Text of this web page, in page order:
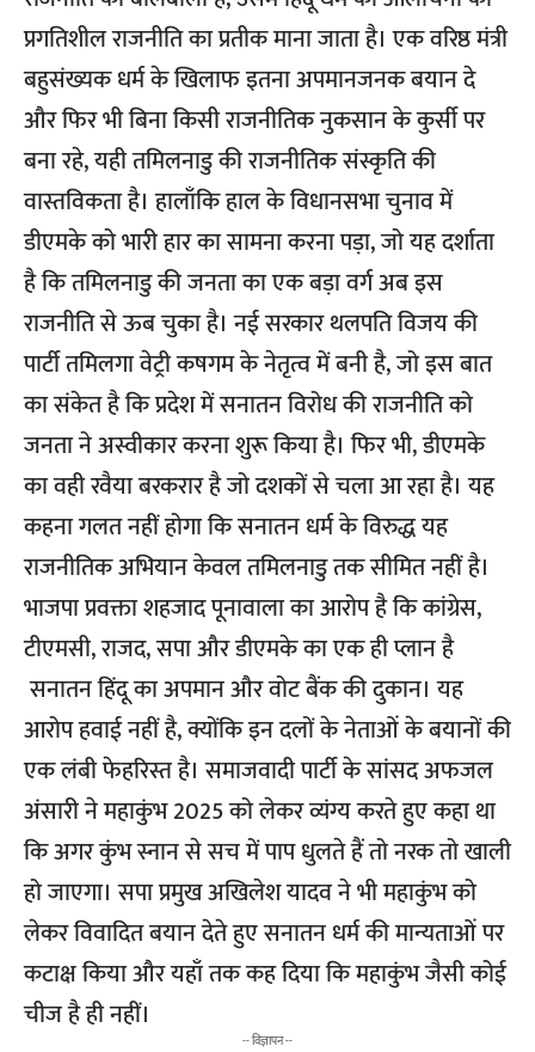
प्रगतिशील राजनीति का प्रतीक माना जाता है। एक वरिष्ठ मंत्री
बहुसंख्यक धर्म के खिलाफ इतना अपमानजनक बयान दे
और फिर भी बिना किसी राजनीतिक नुकसान के कुर्सी पर
बना रहे, यही तमिलनाडु की राजनीतिक संस्कृति की
वास्तविकता है। हालाँकि हाल के विधानसभा चुनाव में
डीएमके को भारी हार का सामना करना पड़ा, जो यह दर्शाता
है कि तमिलनाडु की जनता का एक बड़ा वर्ग अब इस
राजनीति से ऊब चुका है। नई सरकार थलपति विजय की
पार्टी तमिलगा वेट्री कषगम के नेतृत्व में बनी है, जो इस बात
का संकेत है कि प्रदेश में सनातन विरोध की राजनीति को
जनता ने अस्वीकार करना शुरू किया है। फिर भी, डीएमके
का वही रवैया बरकरार है जो दशकों से चला आ रहा है। यह
कहना गलत नहीं होगा कि सनातन धर्म के विरुद्ध यह
राजनीतिक अभियान केवल तमिलनाडु तक सीमित नहीं है।
भाजपा प्रवक्ता शहजाद पूनावाला का आरोप है कि कांग्रेस,
टीएमसी, राजद, सपा और डीएमके का एक ही प्लान है
सनातन हिंदू का अपमान और वोट बैंक की दुकान। यह
आरोप हवाई नहीं है, क्योंकि इन दलों के नेताओं के बयानों की
एक लंबी फेहरिस्त है। समाजवादी पार्टी के सांसद अफजल
अंसारी ने महाकुंभ 2025 को लेकर व्यंग्य करते हुए कहा था
कि अगर कुंभ स्नान से सच में पाप धुलते हैं तो नरक तो खाली
हो जाएगा। सपा प्रमुख अखिलेश यादव ने भी महाकुंभ को
लेकर विवादित बयान देते हुए सनातन धर्म की मान्यताओं पर
कटाक्ष किया और यहाँ तक कह दिया कि महाकुंभ जैसी कोई
चीज है ही नहीं।
-- विज्ञापन --